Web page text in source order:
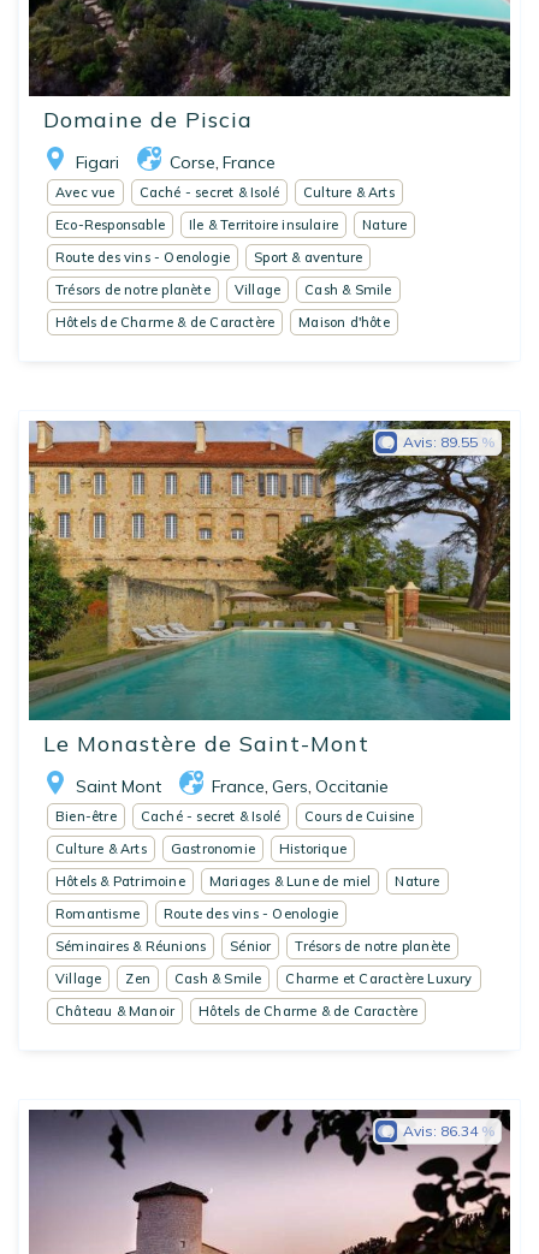
Domaine de Piscia
Figari Corse France
Avec vue Caché - secret & Isolé
Culture & Arts
Eco-Responsable
Ile & Territoire insulaire
Nature
Route des vins - Oenologie
Sport & aventure
Trésors de notre planète
Village
Cash & Smile
Hôtels de Charme & de Caractère
Maison d'hôte
Le Monastère de Saint-Mont
Saint Mont France, Gers, Occitanie
Avis: 89.55
Bien-être Caché - secret & Isolé
Cours de Cuisine
Culture & Arts
Gastronomie
Historique
Hôtels & Patrimoine
Mariages & Lune de miel
Nature
Romantisme
Route des vins - Oenologie
Séminaires & Réunions
Sénior
Trésors de notre planète
Village
Zen Cash & Smile
Charme et Caractère Luxury
Château & Manoir
Hôtels de Charme & de Caractère
Avis: 86.34